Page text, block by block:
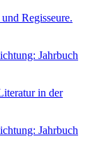
Regisseure.
Jahrbuch
in der
Jahrbuch